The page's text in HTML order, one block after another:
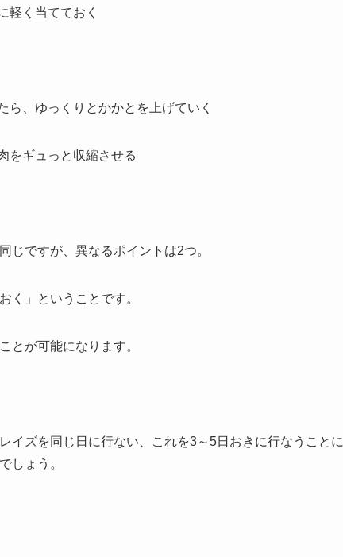
軽く当てておく
、ゆっくりとかかとを上げていく
をギュっと収縮させる
じですが、異なるポイントは2つ。
く」ということです。
とが可能になります。
イズを同じ日に行ない、これを3～5日おきに行なうことに
しょう。